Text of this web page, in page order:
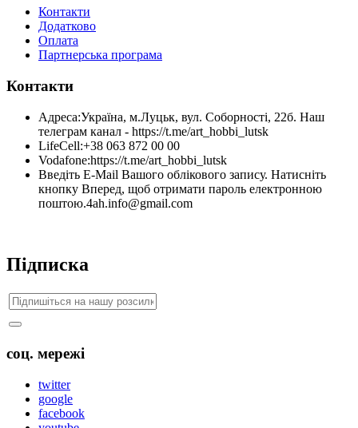
Контакти
Додатково
Оплата
Партнерська програма
Контакти
Адреса:Україна, м.Луцьк, вул. Соборності, 22б. Наш
телеграм канал - https://t.me/art_hobbi_lutsk
LifeCell:+38 063 872 00 00
Vodafone:https://t.me/art_hobbi_lutsk
Введіть E-Mail Вашого облікового запису. Натисніть
кнопку Вперед, щоб отримати пароль електронною
поштою.4ah.info@gmail.com
Підписка
соц. мережі
twitter
google
facebook